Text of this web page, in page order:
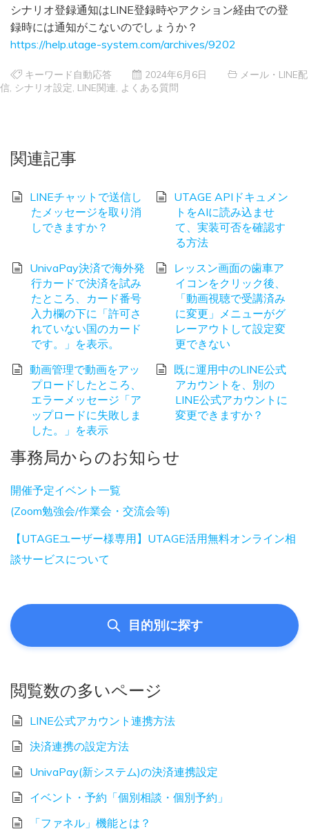
シナリオ登録通知はLINE登録時やアクション経由での登
録時には通知がこないのでしょうか？
https://help.utage-system.com/archives/9202
キーワード自動応答 2024年6月6日
メール・LINE配
信 シナリオ設定 LINE関連 よくある質問
関連記事
LINEチャットで送信し
たメッセージを取り消
しできますか？
UTAGE APIドキュメン
トをAIに読み込ませ
て、実装可否を確認す
る方法
UnivaPay決済で海外発
行カードで決済を試み
たところ、カード番号
入力欄の下に「許可さ
れていない国のカード
です。」を表示。
レッスン画面の歯車ア
イコンをクリック後、
「動画視聴で受講済み
に変更」メニューがグ
レーアウトして設定変
更できない
動画管理で動画をアッ
プロードしたところ、
エラーメッセージ「ア
ップロードに失敗しま
した。」を表示
既に運用中のLINE公式
アカウントを、別の
LINE公式アカウントに
変更できますか？
事務局からのお知らせ
開催予定イベント一覧
(Zoom勉強会/作業会・交流会等)
【UTAGEユーザー様専用】UTAGE活用無料オンライン相
談サービスについて
目的別に探す
閲覧数の多いページ
LINE公式アカウント連携方法
決済連携の設定方法
UnivaPay(新システム)の決済連携設定
イベント・予約「個別相談・個別予約」
「ファネル」機能とは？